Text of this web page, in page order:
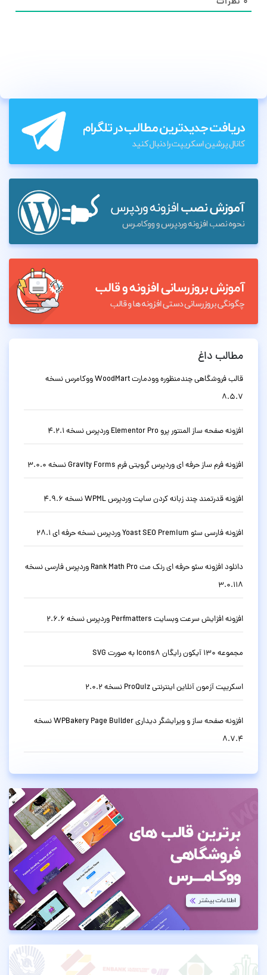
مطالب داغ
قالب فروشگاهی چندمنظوره وودمارت WoodMart ووکامرس نسخه
8.5.7
افزونه صفحه ساز المنتور پرو Elementor Pro وردپرس نسخه 4.2.1
افزونه فرم ساز حرفه ای وردپرس گرویتی فرم Gravity Forms نسخه 3.0.0
افزونه قدرتمند چند زبانه کردن سایت وردپرس WPML نسخه 4.9.6
افزونه فارسی سئو Yoast SEO Premium وردپرس نسخه حرفه ای 28.1
دانلود افزونه سئو حرفه ای رنک مث Rank Math Pro وردپرس فارسی نسخه
3.0.118
افزونه افزایش سرعت وبسایت Perfmatters وردپرس نسخه 2.6.6
مجموعه 130 آیکون رایگان Icons8 به صورت SVG
اسکریپت آزمون آنلاین اینترنتی ProQuiz نسخه 2.0.2
افزونه صفحه ساز و ویرایشگر دیداری WPBakery Page Builder نسخه
8.7.4